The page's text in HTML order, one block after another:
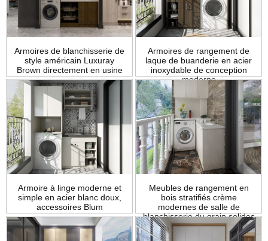
Armoires de blanchisserie de
style américain Luxuray
Brown directement en usine
Armoires de rangement de
laque de buanderie en acier
inoxydable de conception
moderne
Armoire à linge moderne et
simple en acier blanc doux,
accessoires Blum
Meubles de rangement en
bois stratifiés crème
modernes de salle de
blanchisserie du grain solides
solubles